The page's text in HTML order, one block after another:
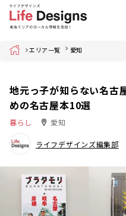
Home エリア一覧 愛知
地元っ子が知らない名古
めの名古屋本10選
暮らし 愛知
ライフデザインズ編集部